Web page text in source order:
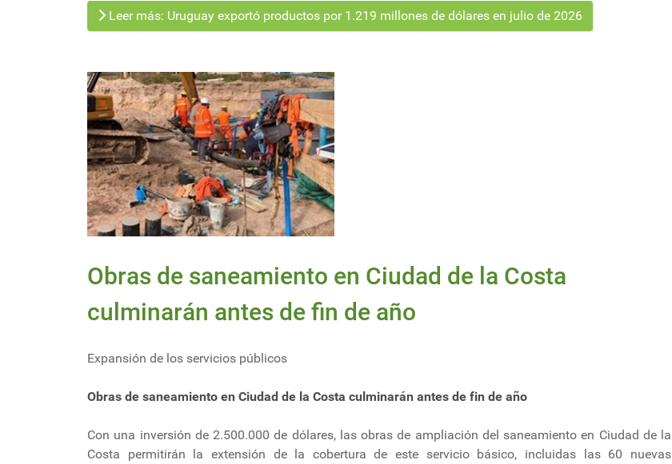
Leer más: Uruguay exportó productos por 1.219 millones de dólares en julio de 2026
Obras de saneamiento en Ciudad de la Costa
culminarán antes de fin de año
Expansión de los servicios públicos
Obras de saneamiento en Ciudad de la Costa culminarán antes de fin de año
Con una inversión de 2.500.000 de dólares, las obras de ampliación del saneamiento en Ciudad de la
Costa permitirán la extensión de la cobertura de este servicio básico, incluidas las 60 nuevas